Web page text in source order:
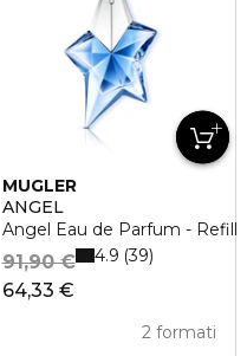
MUGLER
ANGEL
Angel Eau de Parfum - Refill
64,33 €
91,90 €
2 formati
4.9 39